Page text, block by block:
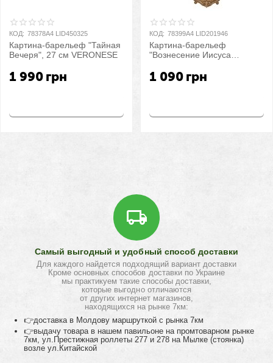
КОД: 78378A4 LID450325
Картина-барельеф "Тайная
Вечеря", 27 см VERONESE
1 990 грн
КОД: 78399A4 LID201946
Картина-барельеф
"Вознесение Иисуса
VERONESE
1 090 грн
Самый выгодный и удобный способ доставки
Для каждого найдется подходящий вариант доставки
Кроме основных способов доставки по Украине
мы практикуем такие способы доставки,
которые выгодно отличаются
от других интернет магазинов,
находящихся на рынке 7км:
👉доставка в Молдову маршруткой с рынка 7км
👉выдачу товара в нашем павильоне на промтоварном рынке
7км, ул.Престижная роллеты 277 и 278 на Мылке (стоянка)
возле ул.Китайской